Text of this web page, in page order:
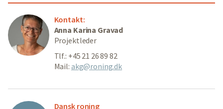
Kontakt:
Anna Karina Gravad
Projektleder
Tlf.: +45 21 26 89 82
Mail: akg@roning.dk
Dansk roning